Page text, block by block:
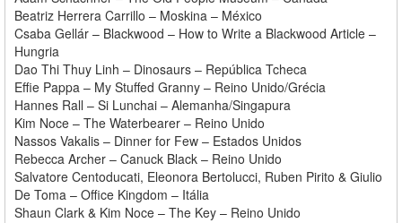
Beatriz Herrera Carrillo – Moskina – México
Csaba Gellár – Blackwood – How to Write a Blackwood Article –
Hungria
Dao Thi Thuy Linh – Dinosaurs – República Tcheca
Effie Pappa – My Stuffed Granny – Reino Unido/Grécia
Hannes Rall – Si Lunchai – Alemanha/Singapura
Kim Noce – The Waterbearer – Reino Unido
Nassos Vakalis – Dinner for Few – Estados Unidos
Rebecca Archer – Canuck Black – Reino Unido
Salvatore Centoducati, Eleonora Bertolucci, Ruben Pirito & Giulio
De Toma – Office Kingdom – Itália
Shaun Clark & Kim Noce – The Key – Reino Unido